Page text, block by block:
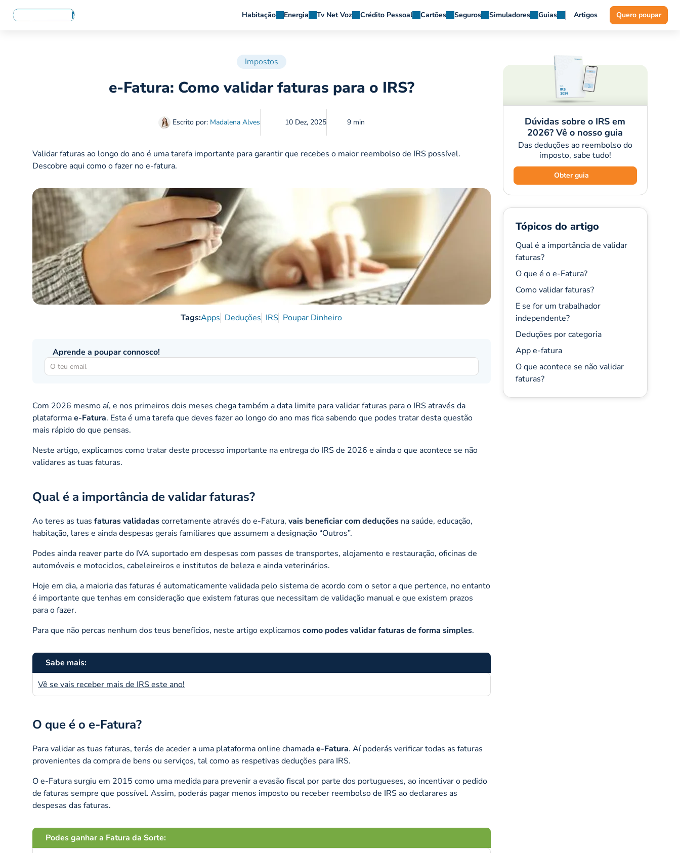
Habitação Energia Tv Net Voz Crédito Pessoal Cartões Seguros Simuladores Guias Artigos Quero poupar
Impostos
e-Fatura: Como validar faturas para o IRS?
Escrito por: Madalena Alves 10 Dez, 2025 9 min
Validar faturas ao longo do ano é uma tarefa importante para garantir que recebes o maior reembolso de IRS possível.
Descobre aqui como o fazer no e-fatura.
Tags:Apps Deduções IRS Poupar Dinheiro
Aprende a poupar connosco!
Com 2026 mesmo aí, e nos primeiros dois meses chega também a data limite para validar faturas para o IRS através da
plataformae-Fatura. Esta é uma tarefa que deves fazer ao longo do ano mas fica sabendo que podes tratar desta questão
mais rápido do que pensas.
Neste artigo, explicamos como tratar deste processo importante na entrega do IRS de 2026 e ainda o que acontece se não
validares as tuas faturas.
Qual é a importância de validar faturas?
Ao teres as tuas faturas validadascorretamente através do e-Fatura, vais beneficiar com deduções na saúde, educação,
habitação, lares e ainda despesas gerais familiares que assumem a designação “Outros”.
Podes ainda reaver parte do IVA suportado em despesas com passes de transportes, alojamento e restauração, oficinas de
automóveis e motociclos, cabeleireiros e institutos de beleza e ainda veterinários.
Hoje em dia, a maioria das faturas é automaticamente validada pelo sistema de acordo com o setor a que pertence, no entanto
é importante que tenhas em consideração que existem faturas que necessitam de validação manual e que existem prazos
para o fazer.
Para que não percas nenhum dos teus benefícios, neste artigo explicamos como podes validar faturas de forma simples.
Sabe mais:
Vê se vais receber mais de IRS este ano!
O que é o e-Fatura?
Para validar as tuas faturas, terás de aceder a uma plataforma online chamadae-Fatura. Aí poderás verificar todas as faturas
provenientes da compra de bens ou serviços, tal como as respetivas deduções para IRS.
O e-Fatura surgiu em 2015 como uma medida para prevenir a evasão fiscal por parte dos portugueses, ao incentivar o pedido
de faturas sempre que possível. Assim, poderás pagar menos imposto ou receber reembolso de IRS ao declarares as
despesas das faturas.
Podes ganhar a Fatura da Sorte:
Dúvidas sobre o IRS em
2026? Vê o nosso guia
Das deduções ao reembolso do
imposto, sabe tudo!
Obter guia
Tópicos do artigo
Qual é a importância de validar
faturas?
O que é o e-Fatura?
Como validar faturas?
E se for um trabalhador
independente?
Deduções por categoria
App e-fatura
O que acontece se não validar
faturas?